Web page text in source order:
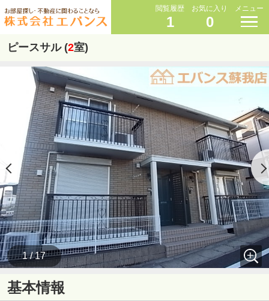
閲覧履歴
1
お気に入り
0
メニュー
ピースサル (2室)
1 / 17
基本情報